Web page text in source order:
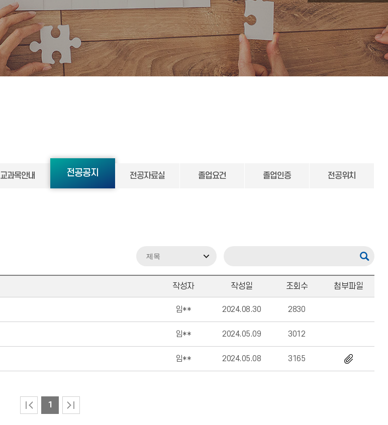
교과목안내 전공공지 전공자료실 졸업요건 졸업인증 전공위치
작성자 작성일 조회수 첨부파일
임** 2024.08.30 2830
임** 2024.05.09 3012
임** 2024.05.08 3165
1